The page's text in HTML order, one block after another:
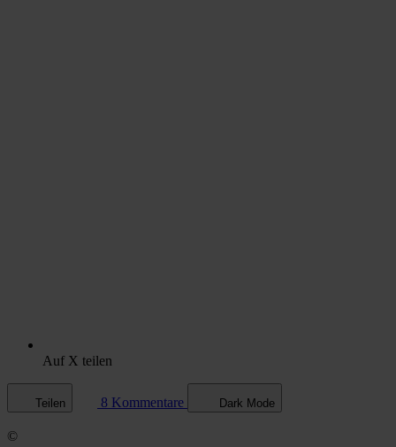
Auf X teilen
Teilen 8 Kommentare Dark Mode
©